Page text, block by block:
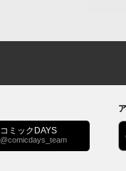
コミックDAYS
@comicdays_team